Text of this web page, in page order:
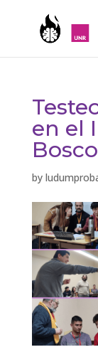
en el
Bosco
by